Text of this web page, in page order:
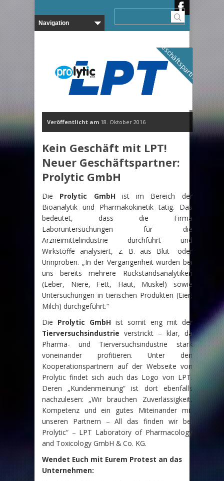
Geschäftspartner
Veröffentlicht am 18. Oktober 2016
Kein Geschäft mit LPT!
Neuer Geschäftspartner:
Prolytic GmbH
Die Prolytic GmbH ist im Bereich der
Bioanalytik und Pharmakokinetik tätig. Das
bedeutet, dass die Firma
Laboruntersuchungen für die
Arzneimittelindustrie durchführt und
Wirkstoffe analysiert, z. B. aus Blut- oder
Urinproben. „In der Vergangenheit wurden bei
uns bereits mehrere Rückstandsanalytiken
(Leber, Niere, Fett, Haut, Muskel) sowie
Untersuchungen in tierischen Produkten (Eier,
Milch) durchgeführt.“
Die Prolytic GmbH ist somit eng mit der
Tierversuchsindustrie verstrickt – klar, da
Pharma- und Tierversuchsindustrie stark
voneinander profitieren. Unter den
Kooperationspartnern auf der Webseite von
Prolytic findet sich auch das Logo von LPT.
Deren „Kundenmeinung“ ist dort ebenfalls
nachzulesen: „Wir brauchen Zuverlässigkeit,
Kompetenz und ein gutes Miteinander mit
unseren Partnern – All das finden wir bei
Prolytic“ – LPT Laboratory of Pharmacology
and Toxicology GmbH & Co. KG.
Wendet Euch mit Eurem Protest an das
Unternehmen: